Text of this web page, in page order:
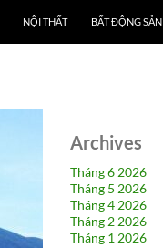
NỘI THẤT BẤT ĐỘNG SẢN
Archives
Tháng 6 2026
Tháng 5 2026
Tháng 4 2026
Tháng 2 2026
Tháng 1 2026